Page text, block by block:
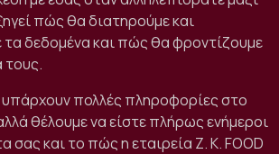
πώς θα διατηρούμε και
τα δεδομένα και πώς θα φροντίζουμε
τους.
πολλές πληροφορίες στο
θέλουμε να είστε πλήρως ενήμεροι
σας και το πώς η εταιρεία Z. K. FOOD